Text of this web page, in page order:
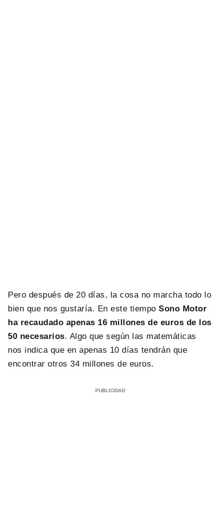
Pero después de 20 días, la cosa no marcha todo lo
bien que nos gustaría. En este tiempoSono Motor
ha recaudado apenas 16 millones de euros de los
50 necesarios. Algo que según las matemáticas
nos indica que en apenas 10 días tendrán que
encontrar otros 34 millones de euros.